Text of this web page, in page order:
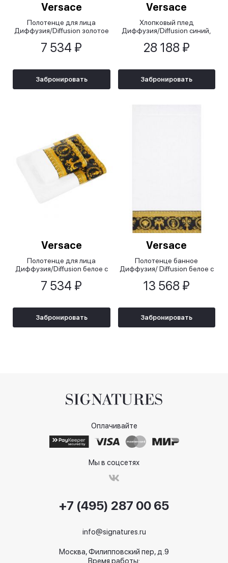
Versace
Полотенце для лица
Диффузия/Diffusion золотое
7 534 ₽
Забронировать
Versace
Хлопковый плед
Диффузия/Diffusion синий,
28 188 ₽
Забронировать
Versace
Полотенце для лица
Диффузия/Diffusion белое с
см
7 534 ₽
Забронировать
Versace
Полотенце банное
Диффузия/ Diffusion белое с
13 568 ₽
Забронировать
Оплачивайте
Мы в соцсетях
+7 (495) 287 00 65
info@signatures.ru
Москва, Филипповский пер, д.9
Время работы: